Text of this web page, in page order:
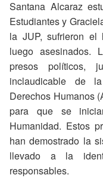
Santana Alcaraz
Estudiantes y
la JUP, sufrieron el
luego asesinados.
presos políticos,
inclaudicable de
Derechos Humanos
para que se
Humanidad. Estos
han demostrado la
llevado a la
responsables.